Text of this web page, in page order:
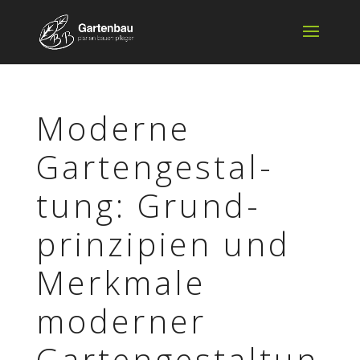
Moderne
Garten­ge­stal­
tung: Grund­
prin­zi­pien und
Merk­male
moder­ner